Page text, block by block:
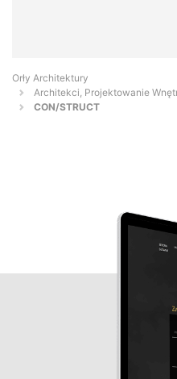
Orły Architektury
Architekci, Projektowanie
CON/STRUCT